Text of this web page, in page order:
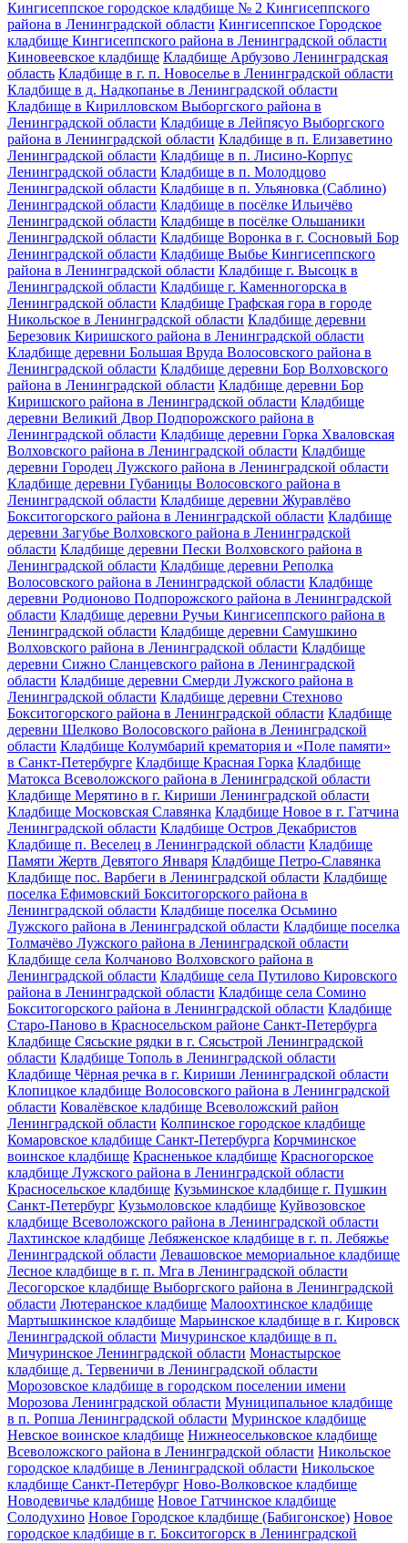
Кингисеппское городское кладбище № 2 Кингисеппского
района в Ленинградской области Кингисеппское Городское
кладбище Кингисеппского района в Ленинградской области
Киновеевское кладбище Кладбище Арбузово Ленинградская
область Кладбище в г. п. Новоселье в Ленинградской области
Кладбище в д. Надкопанье в Ленинградской области
Кладбище в Кирилловском Выборгского района в
Ленинградской области Кладбище в Лейпясуо Выборгского
района в Ленинградской области Кладбище в п. Елизаветино
Ленинградской области Кладбище в п. Лисино-Корпус
Ленинградской области Кладбище в п. Молодцово
Ленинградской области Кладбище в п. Ульяновка (Саблино)
Ленинградской области Кладбище в посёлке Ильичёво
Ленинградской области Кладбище в посёлке Ольшаники
Ленинградской области Кладбище Воронка в г. Сосновый Бор
Ленинградской области Кладбище Выбье Кингисеппского
района в Ленинградской области Кладбище г. Высоцк в
Ленинградской области Кладбище г. Каменногорска в
Ленинградской области Кладбище Графская гора в городе
Никольское в Ленинградской области Кладбище деревни
Березовик Киришского района в Ленинградской области
Кладбище деревни Большая Вруда Волосовского района в
Ленинградской области Кладбище деревни Бор Волховского
района в Ленинградской области Кладбище деревни Бор
Киришского района в Ленинградской области Кладбище
деревни Великий Двор Подпорожского района в
Ленинградской области Кладбище деревни Горка Хваловская
Волховского района в Ленинградской области Кладбище
деревни Городец Лужского района в Ленинградской области
Кладбище деревни Губаницы Волосовского района в
Ленинградской области Кладбище деревни Журавлёво
Бокситогорского района в Ленинградской области Кладбище
деревни Загубье Волховского района в Ленинградской
области Кладбище деревни Пески Волховского района в
Ленинградской области Кладбище деревни Реполка
Волосовского района в Ленинградской области Кладбище
деревни Родионово Подпорожского района в Ленинградской
области Кладбище деревни Ручьи Кингисеппского района в
Ленинградской области Кладбище деревни Самушкино
Волховского района в Ленинградской области Кладбище
деревни Сижно Сланцевского района в Ленинградской
области Кладбище деревни Смерди Лужского района в
Ленинградской области Кладбище деревни Стехново
Бокситогорского района в Ленинградской области Кладбище
деревни Шелково Волосовского района в Ленинградской
области Кладбище Колумбарий крематория и «Поле памяти»
в Санкт-Петербурге Кладбище Красная Горка Кладбище
Матокса Всеволожского района в Ленинградской области
Кладбище Мерятино в г. Кириши Ленинградской области
Кладбище Московская Славянка Кладбище Новое в г. Гатчина
Ленинградской области Кладбище Остров Декабристов
Кладбище п. Веселец в Ленинградской области Кладбище
Памяти Жертв Девятого Января Кладбище Петро-Славянка
Кладбище пос. Варбеги в Ленинградской области Кладбище
поселка Ефимовский Бокситогорского района в
Ленинградской области Кладбище поселка Осьмино
Лужского района в Ленинградской области Кладбище поселка
Толмачёво Лужского района в Ленинградской области
Кладбище села Колчаново Волховского района в
Ленинградской области Кладбище села Путилово Кировского
района в Ленинградской области Кладбище села Сомино
Бокситогорского района в Ленинградской области Кладбище
Старо-Паново в Красносельском районе Санкт-Петербурга
Кладбище Сясьские рядки в г. Сясьстрой Ленинградской
области Кладбище Тополь в Ленинградской области
Кладбище Чёрная речка в г. Кириши Ленинградской области
Клопицкое кладбище Волосовского района в Ленинградской
области Ковалёвское кладбище Всеволожский район
Ленинградской области Колпинское городское кладбище
Комаровское кладбище Санкт-Петербурга Корчминское
воинское кладбище Красненькое кладбище Красногорское
кладбище Лужского района в Ленинградской области
Красносельское кладбище Кузьминское кладбище г. Пушкин
Санкт-Петербург Кузьмоловское кладбище Куйвозовское
кладбище Всеволожского района в Ленинградской области
Лахтинское кладбище Лебяженское кладбище в г. п. Лебяжье
Ленинградской области Левашовское мемориальное кладбище
Лесное кладбище в г. п. Мга в Ленинградской области
Лесогорское кладбище Выборгского района в Ленинградской
области Лютеранское кладбище Малоохтинское кладбище
Мартышкинское кладбище Марьинское кладбище в г. Кировск
Ленинградской области Мичуринское кладбище в п.
Мичуринское Ленинградской области Монастырское
кладбище д. Тервеничи в Ленинградской области
Морозовское кладбище в городском поселении имени
Морозова Ленинградской области Муниципальное кладбище
в п. Ропша Ленинградской области Муринское кладбище
Невское воинское кладбище Нижнеосельковское кладбище
Всеволожского района в Ленинградской области Никольское
городское кладбище в Ленинградской области Никольское
кладбище Санкт-Петербург Ново-Волковское кладбище
Новодевичье кладбище Новое Гатчинское кладбище
Солодухино Новое Городское кладбище (Бабигонское) Новое
городское кладбище в г. Бокситогорск в Ленинградской